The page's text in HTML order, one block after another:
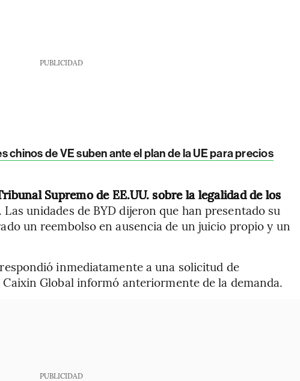
PUBLICIDAD
chinos de VE suben ante el plan de la UE para precios
Supremo de EE.UU. sobre la legalidad de los
Las unidades de BYD dijeron que han presentado su
un reembolso en ausencia de un juicio propio y un
inmediatamente a una solicitud de
Global informó anteriormente de la demanda.
PUBLICIDAD